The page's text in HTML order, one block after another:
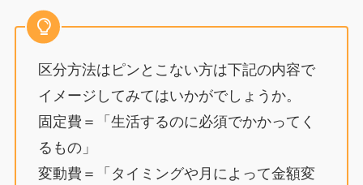
区分方法はピンとこない方は下記の内容で
イメージしてみてはいかがでしょうか。
固定費＝「生活するのに必須でかかってく
るもの」
変動費＝「タイミングや月によって金額変